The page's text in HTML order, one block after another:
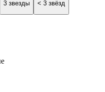
3 звезды < 3 звёзд